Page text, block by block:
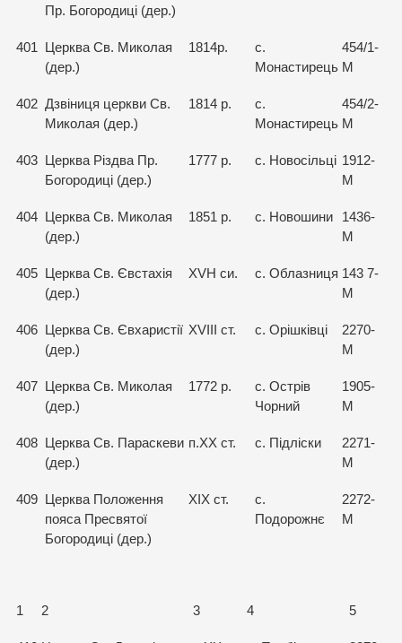
Пр. Богородиці (дер.)
401
Церква Св. Миколая
(дер.)
1814р.
с.
Монастирець
454/1-
М
402 Дзвіниця церкви Св.
Миколая (дер.)
1814 р.
с.
Монастирець
454/2-
М
403
Церква Різдва Пр.
Богородиці (дер.)
1777 р. с. Новосільці 1912-
М
404
Церква Св. Миколая
(дер.)
1851 р. с. Новошини
1436-
М
405
Церква Св. Євстахія
(дер.)
XVH си. с. Облазниця 143 7-
М
406
Церква Св. Євхаристії
(дер.)
XVIII ст. с. Орішківці
2270-
М
407
Церква Св. Миколая
(дер.)
1772 р.
с. Острів
Чорний
1905-
М
408
Церква Св. Параскеви
(дер.)
п.ХХ ст. с. Підліски
2271-
М
409
Церква Положення
пояса Пресвятої
Богородиці (дер.)
XIX ст.
с.
Подорожнє
2272-
М
1 2 3 4 5